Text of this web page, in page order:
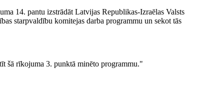
14. pantu izstrādāt Latvijas Republikas-Izraēlas Valsts
starpvaldību komitejas darba programmu un sekot tās
šā rīkojuma 3. punktā minēto programmu."